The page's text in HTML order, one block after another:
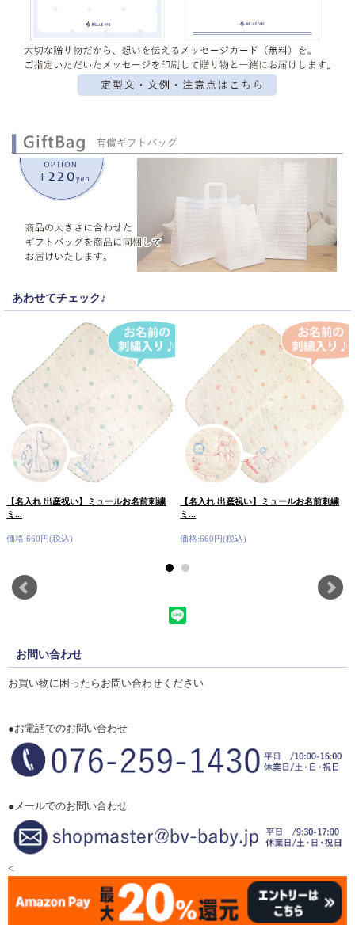
あわせてチェック♪
【名入れ 出産祝い】ミュールお名前刺繍
ミ...
価格:660円(税込)
【名入れ 出産祝い】ミュールお名前刺繍
ミ...
価格:660円(税込)
お問い合わせ
お買い物に困ったらお問い合わせください
●お電話でのお問い合わせ
●メールでのお問い合わせ
<